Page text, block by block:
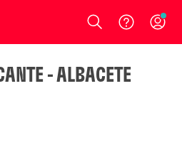
Login
- ALBACETE